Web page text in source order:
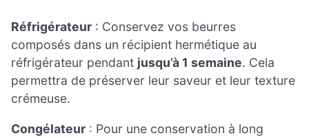
Réfrigérateur : Conservez vos beurres
composés dans un récipient hermétique au
réfrigérateur pendant jusqu’à 1 semaine. Cela
permettra de préserver leur saveur et leur texture
crémeuse.
Congélateur : Pour une conservation à long